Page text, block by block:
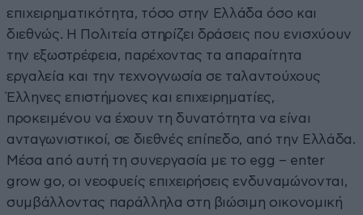
επιχειρηματικότητα, τόσο στην Ελλάδα όσο και
διεθνώς. Η Πολιτεία στηρίζει δράσεις που ενισχύουν
την εξωστρέφεια, παρέχοντας τα απαραίτητα
εργαλεία και την τεχνογνωσία σε ταλαντούχους
Έλληνες επιστήμονες και επιχειρηματίες,
προκειμένου να έχουν τη δυνατότητα να είναι
ανταγωνιστικοί, σε διεθνές επίπεδο, από την Ελλάδα.
Μέσα από αυτή τη συνεργασία με το egg – enter
grow go, οι νεοφυείς επιχειρήσεις ενδυναμώνονται,
συμβάλλοντας παράλληλα στη βιώσιμη οικονομική